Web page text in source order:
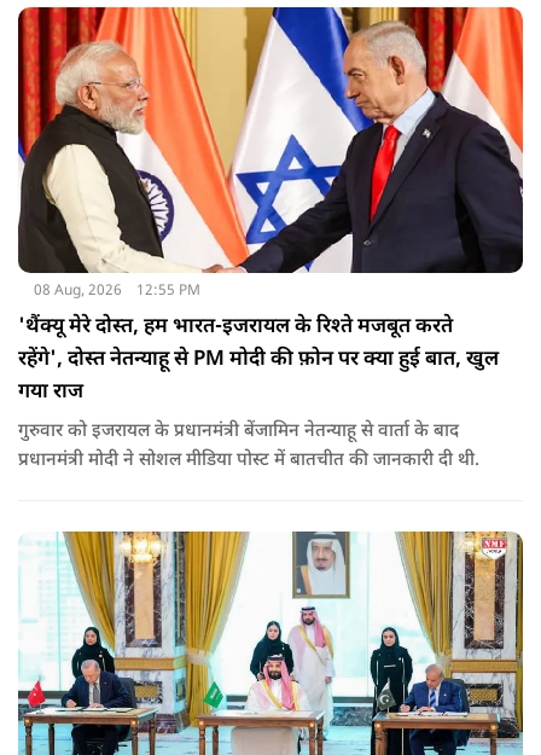
08 Aug, 2026 12:55 PM
'थैंक्यू मेरे दोस्त, हम भारत-इजरायल के रिश्ते मजबूत करते
रहेंगे', दोस्त नेतन्याहू से PM मोदी की फ़ोन पर क्या हुई बात, खुल
गया राज
गुरुवार को इजरायल के प्रधानमंत्री बेंजामिन नेतन्याहू से वार्ता के बाद
प्रधानमंत्री मोदी ने सोशल मीड‍िया पोस्‍ट में बातचीत की जानकारी दी थी.